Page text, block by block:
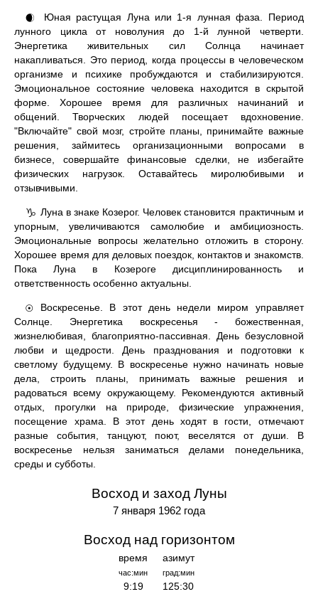
🌒
Юная растущая Луна или 1-я лунная фаза. Период
лунного цикла от новолуния до 1-й лунной четверти.
Энергетика живительных сил Солнца начинает
накапливаться. Это период, когда процессы в человеческом
организме и психике пробуждаются и стабилизируются.
Эмоциональное состояние человека находится в скрытой
форме. Хорошее время для различных начинаний и
общений. Творческих людей посещает вдохновение.
"Включайте" свой мозг, стройте планы, принимайте важные
решения, займитесь организационными вопросами в
бизнесе, совершайте финансовые сделки, не избегайте
физических нагрузок. Оставайтесь миролюбивыми и
отзывчивыми.
♑ Луна в знаке Козерог. Человек становится практичным и
упорным, увеличиваются самолюбие и амбициозность.
Эмоциональные вопросы желательно отложить в сторону.
Хорошее время для деловых поездок, контактов и знакомств.
Пока Луна в Козероге дисциплинированность и
ответственность особенно актуальны.
☉
Воскресенье. В этот день недели миром управляет
Солнце. Энергетика воскресенья - божественная,
жизнелюбивая, благоприятно-пассивная. День безусловной
любви и щедрости. День празднования и подготовки к
светлому будущему. В воскресенье нужно начинать новые
дела, строить планы, принимать важные решения и
радоваться всему окружающему. Рекомендуются активный
отдых, прогулки на природе, физические упражнения,
посещение храма. В этот день ходят в гости, отмечают
разные события, танцуют, поют, веселятся от души. В
воскресенье нельзя заниматься делами понедельника,
среды и субботы.
Восход и заход Луны
7 января 1962 года
Восход над горизонтом
время
час:мин
9:19
азимут
град:мин
125:30